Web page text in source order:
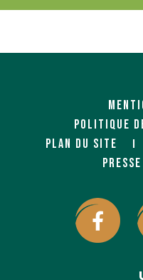
POLITIQUE
PLAN DU SITE
PRESSE